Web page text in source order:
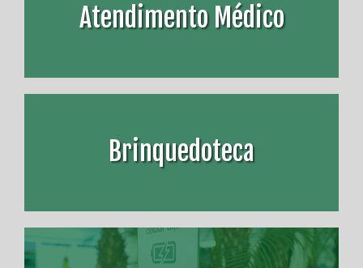
Atendimento Médico
Brinquedoteca